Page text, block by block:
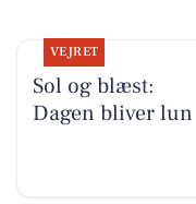
VEJRET
Sol og blæst:
Dagen bliver lun